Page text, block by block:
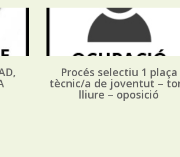
Procés selectiu 1 plaça
tècnic/a de joventut –
lliure – oposició